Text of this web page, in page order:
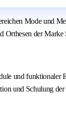
Mode und
Orthesen der
und funktionaler
und Schulung